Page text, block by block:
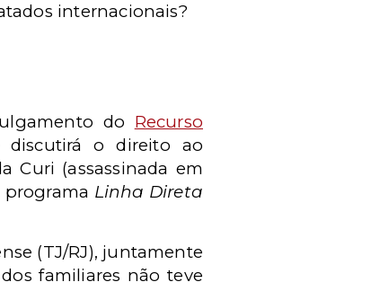
internacionais?
do Recurso
o direito ao
Curi (assassinada em
programa Linha Direta
(TJ/RJ), juntamente
familiares não teve